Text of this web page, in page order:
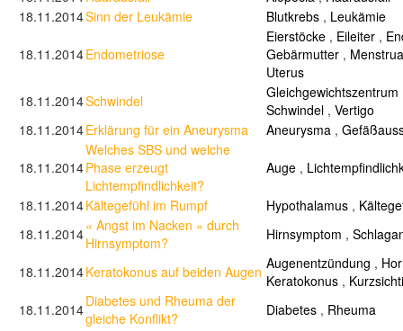
18.11.2014Sinn der Leukämie Blutkrebs , Leukämie
18.11.2014Endometriose
Eierstöcke , Eileiter ,
Gebärmutter ,
Uterus
18.11.2014Schwindel Gleichgewichtszentrum
Schwindel , Vertigo
18.11.2014Erklärung für ein Aneurysma Aneurysma ,
18.11.2014
Welches SBS und welche
Phase erzeugt
Lichtempfindlichkeit?
Auge ,
18.11.2014Kältegefühl im Rumpf Hypothalamus ,
18.11.2014« Angst im Nacken » durch
Hirnsymptom?
Hirnsymptom ,
18.11.2014Keratokonus auf beiden Augen Augenentzündung ,
Keratokonus ,
18.11.2014Diabetes und Rheuma der
gleiche Konflikt?
Diabetes , Rheuma